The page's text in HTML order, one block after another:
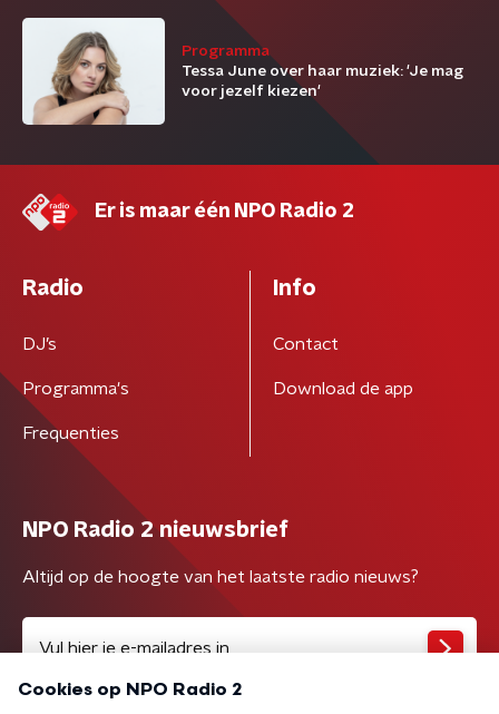
Programma
Tessa June over haar muziek: 'Je mag
voor jezelf kiezen'
Er is maar één NPO Radio 2
Radio
DJ’s
Programma's
Frequenties
Info
Contact
Download de app
NPO Radio 2 nieuwsbrief
Altijd op de hoogte van het laatste radio nieuws?